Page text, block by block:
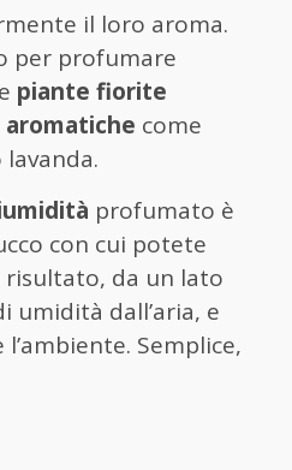
il loro aroma.
per profumare
piante fiorite
come
profumato è
con cui potete
da un lato
umidità dall’aria, e
Semplice,